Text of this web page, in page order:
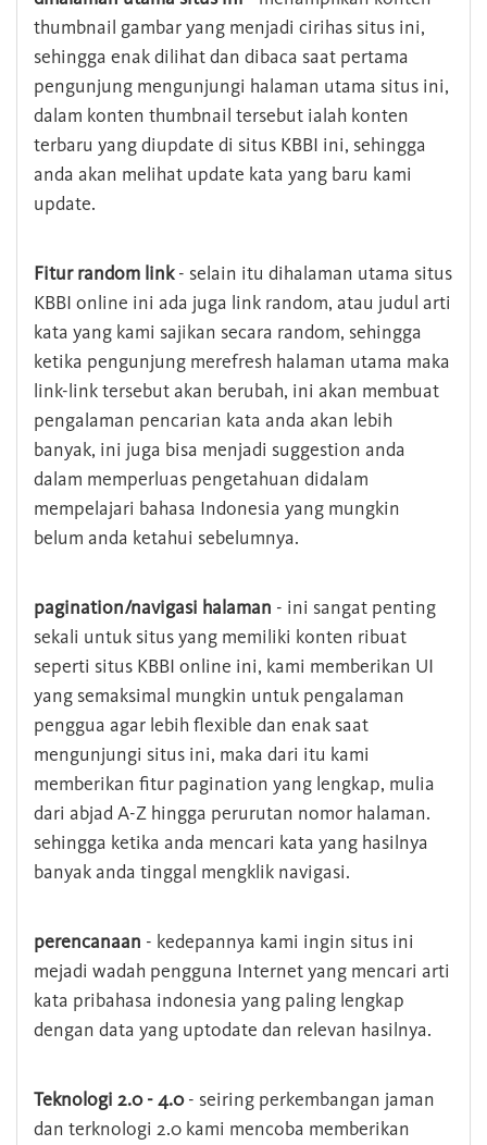
thumbnail gambar yang menjadi cirihas situs ini,
sehingga enak dilihat dan dibaca saat pertama
pengunjung mengunjungi halaman utama situs ini,
dalam konten thumbnail tersebut ialah konten
terbaru yang diupdate di situs KBBI ini, sehingga
anda akan melihat update kata yang baru kami
update.
Fitur random link- selain itu dihalaman utama situs
KBBI online ini ada juga link random, atau judul arti
kata yang kami sajikan secara random, sehingga
ketika pengunjung merefresh halaman utama maka
link-link tersebut akan berubah, ini akan membuat
pengalaman pencarian kata anda akan lebih
banyak, ini juga bisa menjadi suggestion anda
dalam memperluas pengetahuan didalam
mempelajari bahasa Indonesia yang mungkin
belum anda ketahui sebelumnya.
pagination/navigasi halaman - ini sangat penting
sekali untuk situs yang memiliki konten ribuat
seperti situs KBBI online ini, kami memberikan UI
yang semaksimal mungkin untuk pengalaman
penggua agar lebih flexible dan enak saat
mengunjungi situs ini, maka dari itu kami
memberikan fitur pagination yang lengkap, mulia
dari abjad A-Z hingga perurutan nomor halaman.
sehingga ketika anda mencari kata yang hasilnya
banyak anda tinggal mengklik navigasi.
perencanaan - kedepannya kami ingin situs ini
mejadi wadah pengguna Internet yang mencari arti
kata pribahasa indonesia yang paling lengkap
dengan data yang uptodate dan relevan hasilnya.
Teknologi 2.0 - 4.0- seiring perkembangan jaman
dan terknologi 2.0 kami mencoba memberikan